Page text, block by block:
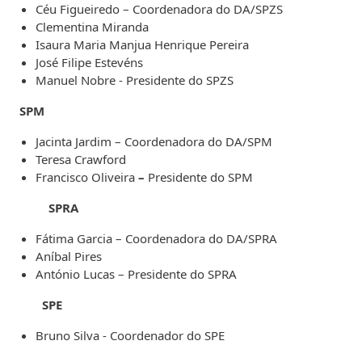
Céu Figueiredo – Coordenadora do DA/SPZS
Clementina Miranda
Isaura Maria Manjua Henrique Pereira
José Filipe Estevéns
Manuel Nobre - Presidente do SPZS
SPM
Jacinta Jardim – Coordenadora do DA/SPM
Teresa Crawford
Francisco Oliveira – Presidente do SPM
SPRA
Fátima Garcia – Coordenadora do DA/SPRA
Aníbal Pires
António Lucas – Presidente do SPRA
SPE
Bruno Silva - Coordenador do SPE